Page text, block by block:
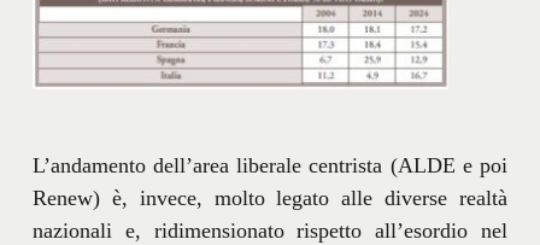
L’andamento dell’area liberale centrista (ALDE e poi
Renew) è, invece, molto legato alle diverse realtà
nazionali e, ridimensionato rispetto all’esordio nel